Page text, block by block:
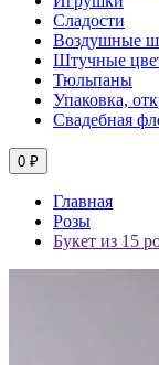
Сладости
Воздушные
Штучные
Тюльпаны
Упаковка,
Свадебная
0 ₽
Главная
Розы
Букет из 15